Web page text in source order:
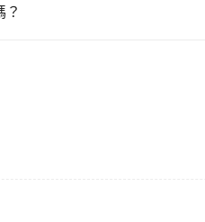
人座與一台小轎車比較划算
要更便利的出行方式，您也